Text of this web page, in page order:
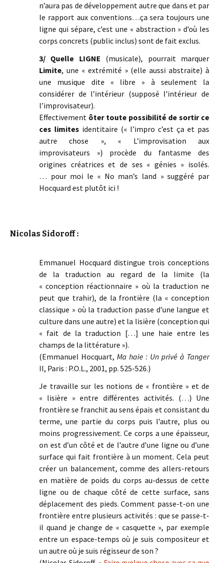
n’aura pas de développement autre que dans et par
le rapport aux conventions…ça sera toujours une
ligne qui sépare, c’est une « abstraction » d’où les
corps concrets (public inclus) sont de fait exclus.
3/ Quelle LIGNE (musicale), pourrait marquer
Limite, une « extrémité » (elle aussi abstraite) à
une musique dite « libre » à seulement la
considérer de l’intérieur (supposé l’intérieur de
l’improvisateur).
Effectivement ôter toute possibilité de sortir ce
ces limites identitaire (« l’impro c’est ça et pas
autre chose », « L’improvisation aux
improvisateurs ») procède du fantasme des
origines créatrices et de ses « génies » isolés.
… pour moi le « No man’s land » suggéré par
Hocquard est plutôt ici !
Nicolas Sidoroff :
Emmanuel Hocquard distingue trois conceptions
de la traduction au regard de la limite (la
« conception réactionnaire » où la traduction ne
peut que trahir), de la frontière (la « conception
classique » où la traduction passe d’une langue et
culture dans une autre) et la lisière (conception qui
« fait de la traduction […] une haie entre les
champs de la littérature »).
(Emmanuel Hocquart, Ma haie : Un privé à Tanger
II, Paris : P.O.L., 2001, pp. 525-526.)
Je travaille sur les notions de « frontière » et de
« lisière » entre différentes activités. (…) Une
frontière se franchit au sens épais et consistant du
terme, une partie du corps puis l’autre, plus ou
moins progressivement. Ce corps a une épaisseur,
on est d’un côté et de l’autre d’une ligne ou d’une
surface qui fait frontière à un moment. Cela peut
créer un balancement, comme des allers-retours
en matière de poids du corps au-dessus de cette
ligne ou de chaque côté de cette surface, sans
déplacement des pieds. Comment passe-t-on une
frontière entre plusieurs activités : que se passe-t-
il quand je change de « casquette », par exemple
entre un espace-temps où je suis compositeur et
un autre où je suis régisseur de son ?